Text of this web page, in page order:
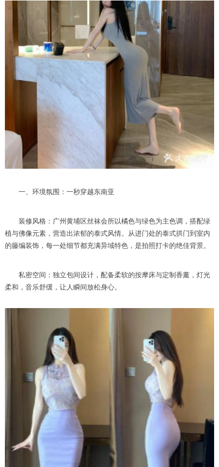
一、环境氛围：一秒穿越东南亚
装修风格：广州黄埔区丝袜会所以橘色与绿色为主色调，搭配绿
植与佛像元素，营造出浓郁的泰式风情。从进门处的泰式拱门到室内
的藤编装饰，每一处细节都充满异域特色，是拍照打卡的绝佳背景。
私密空间：独立包间设计，配备柔软的按摩床与定制香薰，灯光
柔和，音乐舒缓，让人瞬间放松身心。